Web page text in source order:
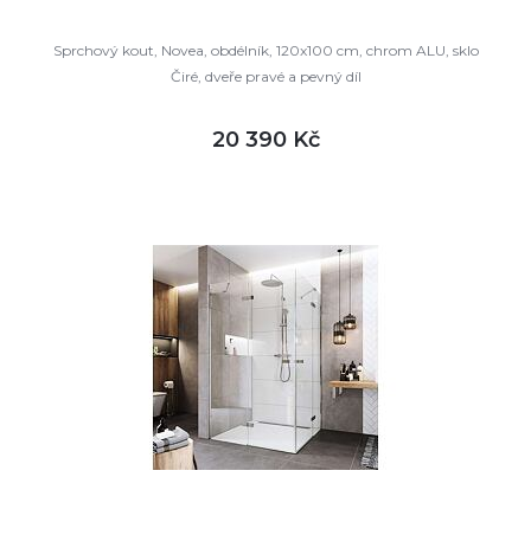
Sprchový kout, Novea, obdélník, 120x100 cm, chrom ALU, sklo
Čiré, dveře pravé a pevný díl
20 390 Kč